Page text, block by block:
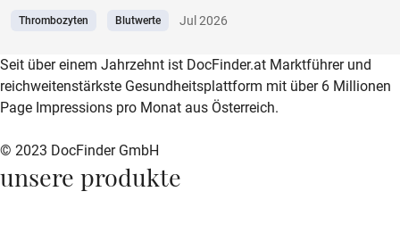
Thrombozyten Blutwerte Jul 2026
zur DocFinder-Startseite
logo icon
Seit über einem Jahrzehnt ist DocFinder.at Marktführer und
reichweitenstärkste Gesundheitsplattform mit über 6 Millionen
Page Impressions pro Monat aus Österreich.
© 2023 DocFinder GmbH
unsere produkte